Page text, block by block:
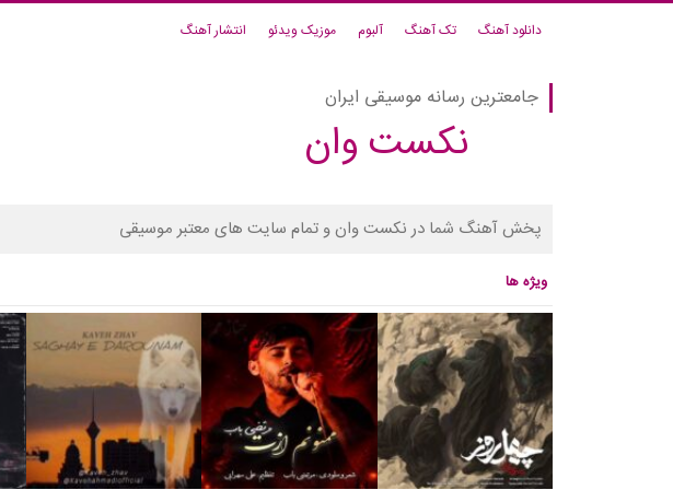
دانلود آهنگ تک آهنگ آلبوم موزیک ویدئو انتشار آهنگ
جامعترین رسانه موسیقی ایران
نکست وان
پخش آهنگ شما در نکست وان و تمام سایت های معتبر موسیقی
ویژه ها